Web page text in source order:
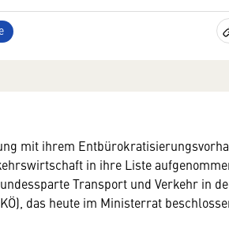
mit ihrem
in ihre Liste
Transport und Verkehr in
das heute im Ministerrat